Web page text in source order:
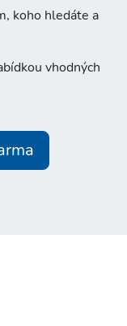
koho hledáte a
vhodných